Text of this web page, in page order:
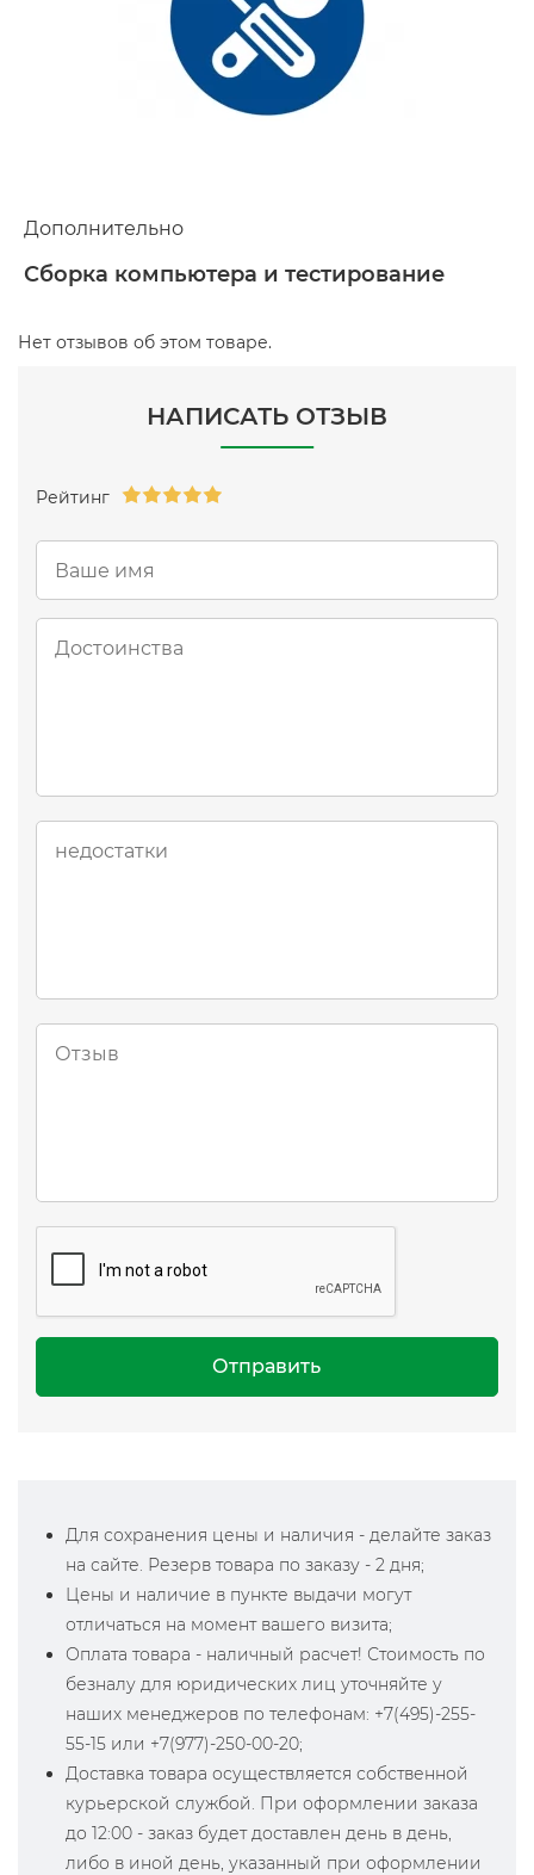
Дополнительно
Сборка компьютера и тестирование
Нет отзывов об этом товаре.
НАПИСАТЬ ОТЗЫВ
Рейтинг
Отправить
Для сохранения цены и наличия - делайте заказ
на сайте. Резерв товара по заказу - 2 дня;
Цены и наличие в пункте выдачи могут
отличаться на момент вашего визита;
Оплата товара - наличный расчет! Стоимость по
безналу для юридических лиц уточняйте у
наших менеджеров по телефонам: +7(495)-255-
55-15 или +7(977)-250-00-20;
Доставка товара осуществляется собственной
курьерской службой. При оформлении заказа
до 12:00 - заказ будет доставлен день в день,
либо в иной день, указанный при оформлении